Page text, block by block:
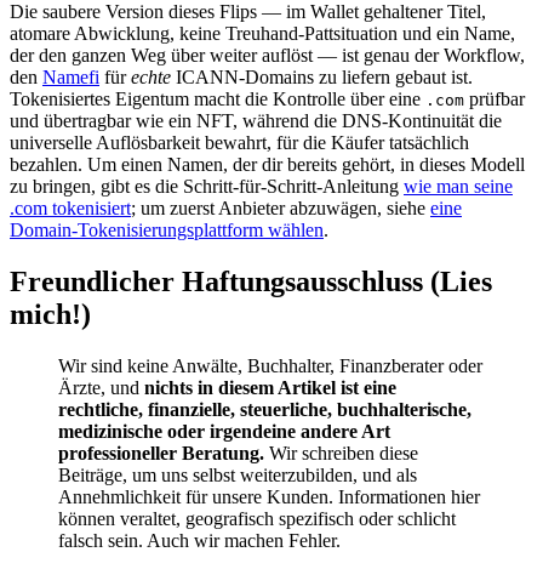
Die saubere Version dieses Flips — im Wallet gehaltener Titel,
atomare Abwicklung, keine Treuhand-Pattsituation und ein Name,
der den ganzen Weg über weiter auflöst — ist genau der Workflow,
den Namefi fürechte ICANN-Domains zu liefern gebaut ist.
Tokenisiertes Eigentum macht die Kontrolle über eine .com prüfbar
und übertragbar wie ein NFT, während die DNS-Kontinuität die
universelle Auflösbarkeit bewahrt, für die Käufer tatsächlich
bezahlen. Um einen Namen, der dir bereits gehört, in dieses Modell
zu bringen, gibt es die Schritt-für-Schritt-Anleitung wie man seine
.com tokenisiert; um zuerst Anbieter abzuwägen, siehe eine
Domain-Tokenisierungsplattform wählen.
Freundlicher Haftungsausschluss (Lies
mich!)
Wir sind keine Anwälte, Buchhalter, Finanzberater oder
Ärzte, und nichts in diesem Artikel ist eine
rechtliche, finanzielle, steuerliche, buchhalterische,
medizinische oder irgendeine andere Art
professioneller Beratung. Wir schreiben diese
Beiträge, um uns selbst weiterzubilden, und als
Annehmlichkeit für unsere Kunden. Informationen hier
können veraltet, geografisch spezifisch oder schlicht
falsch sein. Auch wir machen Fehler.